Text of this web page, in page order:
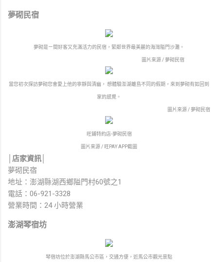
夢砌民宿
夢砌是ㄧ間好客又充滿活力的民宿，緊鄰世界最美麗的海灣隘門沙灘。
圖片來源 / 夢砌民宿
當您初次探訪夢砌您會愛上他的寧靜與清幽， 想體驗澎湖離島不同的假期，來到夢砌有如回到
家的感覺。
圖片來源 / 夢砌民宿
旺鋪特約店-夢砌民宿
圖片來源 / 旺PAY APP截圖
│店家資訊│
夢砌民宿
地址：澎湖縣湖西鄉隘門村60號之1
電話：06-921-3328
營業時間：24 小時營業
澎湖琴宿坊
琴宿坊位於澎湖縣馬公市區，交通方便，近馬公市觀光景點